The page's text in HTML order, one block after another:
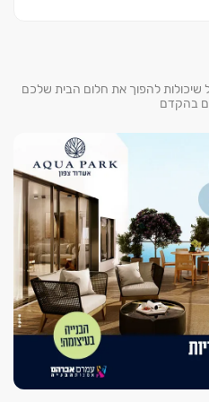
הישיר לטיילת ולים ושפע
‏- במרחק פסיעה
שיכולות להפוך את חלום הבית שלכם
בהקדם